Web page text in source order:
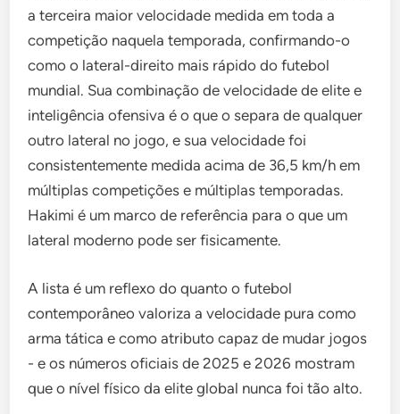
a terceira maior velocidade medida em toda a
competição naquela temporada, confirmando-o
como o lateral-direito mais rápido do futebol
mundial. Sua combinação de velocidade de elite e
inteligência ofensiva é o que o separa de qualquer
outro lateral no jogo, e sua velocidade foi
consistentemente medida acima de 36,5 km/h em
múltiplas competições e múltiplas temporadas.
Hakimi é um marco de referência para o que um
lateral moderno pode ser fisicamente.
A lista é um reflexo do quanto o futebol
contemporâneo valoriza a velocidade pura como
arma tática e como atributo capaz de mudar jogos
- e os números oficiais de 2025 e 2026 mostram
que o nível físico da elite global nunca foi tão alto.